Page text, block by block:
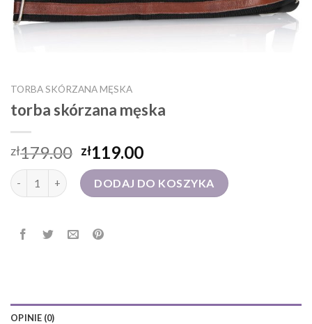
TORBA SKÓRZANA MĘSKA
torba skórzana męska
zł179.00 zł119.00
ilość torba skórzana męskaDODAJ DO KOSZYKA
OPINIE (0)